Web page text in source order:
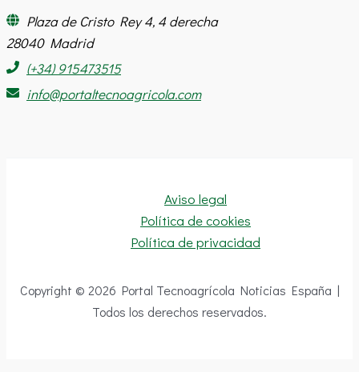
Plaza de Cristo Rey 4, 4 derecha
28040 Madrid
(+34) 915473515
info@portaltecnoagricola.com
Aviso legal
Política de cookies
Política de privacidad
Copyright © 2026 Portal Tecnoagrícola Noticias España |
Todos los derechos reservados.